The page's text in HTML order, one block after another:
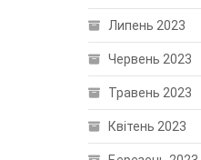
Липень 2023
Червень 2023
Травень 2023
Квітень 2023